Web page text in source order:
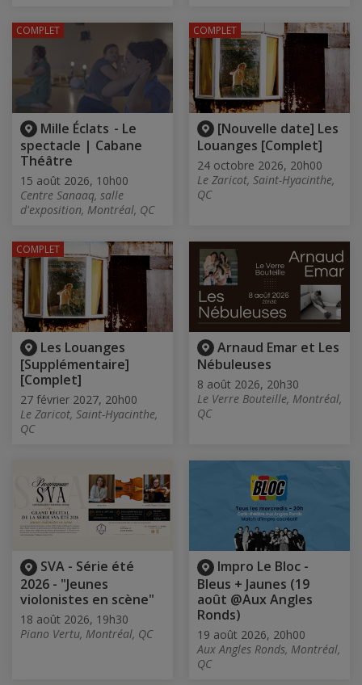
Mille Éclats - Le
spectacle | Cabane
Théâtre
15 août 2026, 10h00
Centre Sanaaq, salle
d'exposition, Montréal, QC
COMPLET
[Nouvelle date] Les
Louanges [Complet]
24 octobre 2026, 20h00
Le Zaricot, Saint-Hyacinthe,
QC
COMPLET
Les Louanges
[Supplémentaire]
[Complet]
27 février 2027, 20h00
Le Zaricot, Saint-Hyacinthe,
QC
COMPLET
Arnaud Emar et Les
Nébuleuses
8 août 2026, 20h30
Le Verre Bouteille, Montréal,
QC
SVA - Série été
2026 - "Jeunes
violonistes en scène"
18 août 2026, 19h30
Piano Vertu, Montréal, QC
Impro Le Bloc -
Bleus + Jaunes (19
août @Aux Angles
Ronds)
19 août 2026, 20h00
Aux Angles Ronds, Montréal,
QC